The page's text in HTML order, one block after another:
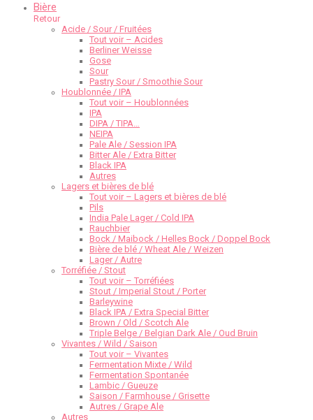
Bière
Retour
Acide / Sour / Fruitées
Tout voir – Acides
Berliner Weisse
Gose
Sour
Pastry Sour / Smoothie Sour
Houblonnée / IPA
Tout voir – Houblonnées
IPA
DIPA / TIPA…
NEIPA
Pale Ale / Session IPA
Bitter Ale / Extra Bitter
Black IPA
Autres
Lagers et bières de blé
Tout voir – Lagers et bières de blé
Pils
India Pale Lager / Cold IPA
Rauchbier
Bock / Maibock / Helles Bock / Doppel Bock
Bière de blé / Wheat Ale / Weizen
Lager / Autre
Torréfiée / Stout
Tout voir – Torréfiées
Stout / Imperial Stout / Porter
Barleywine
Black IPA / Extra Special Bitter
Brown / Old / Scotch Ale
Triple Belge / Belgian Dark Ale / Oud Bruin
Vivantes / Wild / Saison
Tout voir – Vivantes
Fermentation Mixte / Wild
Fermentation Spontanée
Lambic / Gueuze
Saison / Farmhouse / Grisette
Autres / Grape Ale
Autres